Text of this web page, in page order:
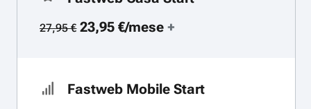
27,95 €23,95 €/mese+
Fastweb Mobile Start